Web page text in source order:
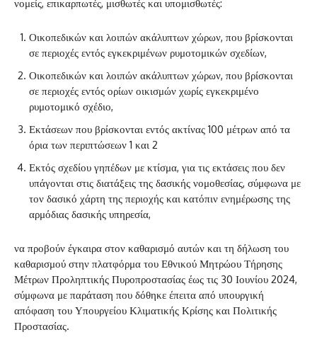
νομείς, επικαρπωτές, μισθωτές και υπομισθωτές:
Οικοπεδικών και λοιπών ακάλυπτων χώρων, που βρίσκονται
σε περιοχές εντός εγκεκριμένων ρυμοτομικών σχεδίων,
Οικοπεδικών και λοιπών ακάλυπτων χώρων, που βρίσκονται
σε περιοχές εντός ορίων οικισμών χωρίς εγκεκριμένο
ρυμοτομικό σχέδιο,
Εκτάσεων που βρίσκονται εντός ακτίνας 100 μέτρων από τα
όρια των περιπτώσεων 1 και 2
Εκτός σχεδίου γηπέδων με κτίσμα, για τις εκτάσεις που δεν
υπάγονται στις διατάξεις της δασικής νομοθεσίας, σύμφωνα με
τον δασικό χάρτη της περιοχής και κατόπιν ενημέρωσης της
αρμόδιας δασικής υπηρεσία,
να προβούν έγκαιρα στον καθαρισμό αυτών και τη δήλωση του
καθαρισμού στην πλατφόρμα του Εθνικού Μητρώου Τήρησης
Μέτρων Προληπτικής Πυροπροστασίας έως τις 30 Ιουνίου 2024,
σύμφωνα με παράταση που δόθηκε έπειτα από υπουργική
απόφαση του Υπουργείου Κλιματικής Κρίσης και Πολιτικής
Προστασίας.